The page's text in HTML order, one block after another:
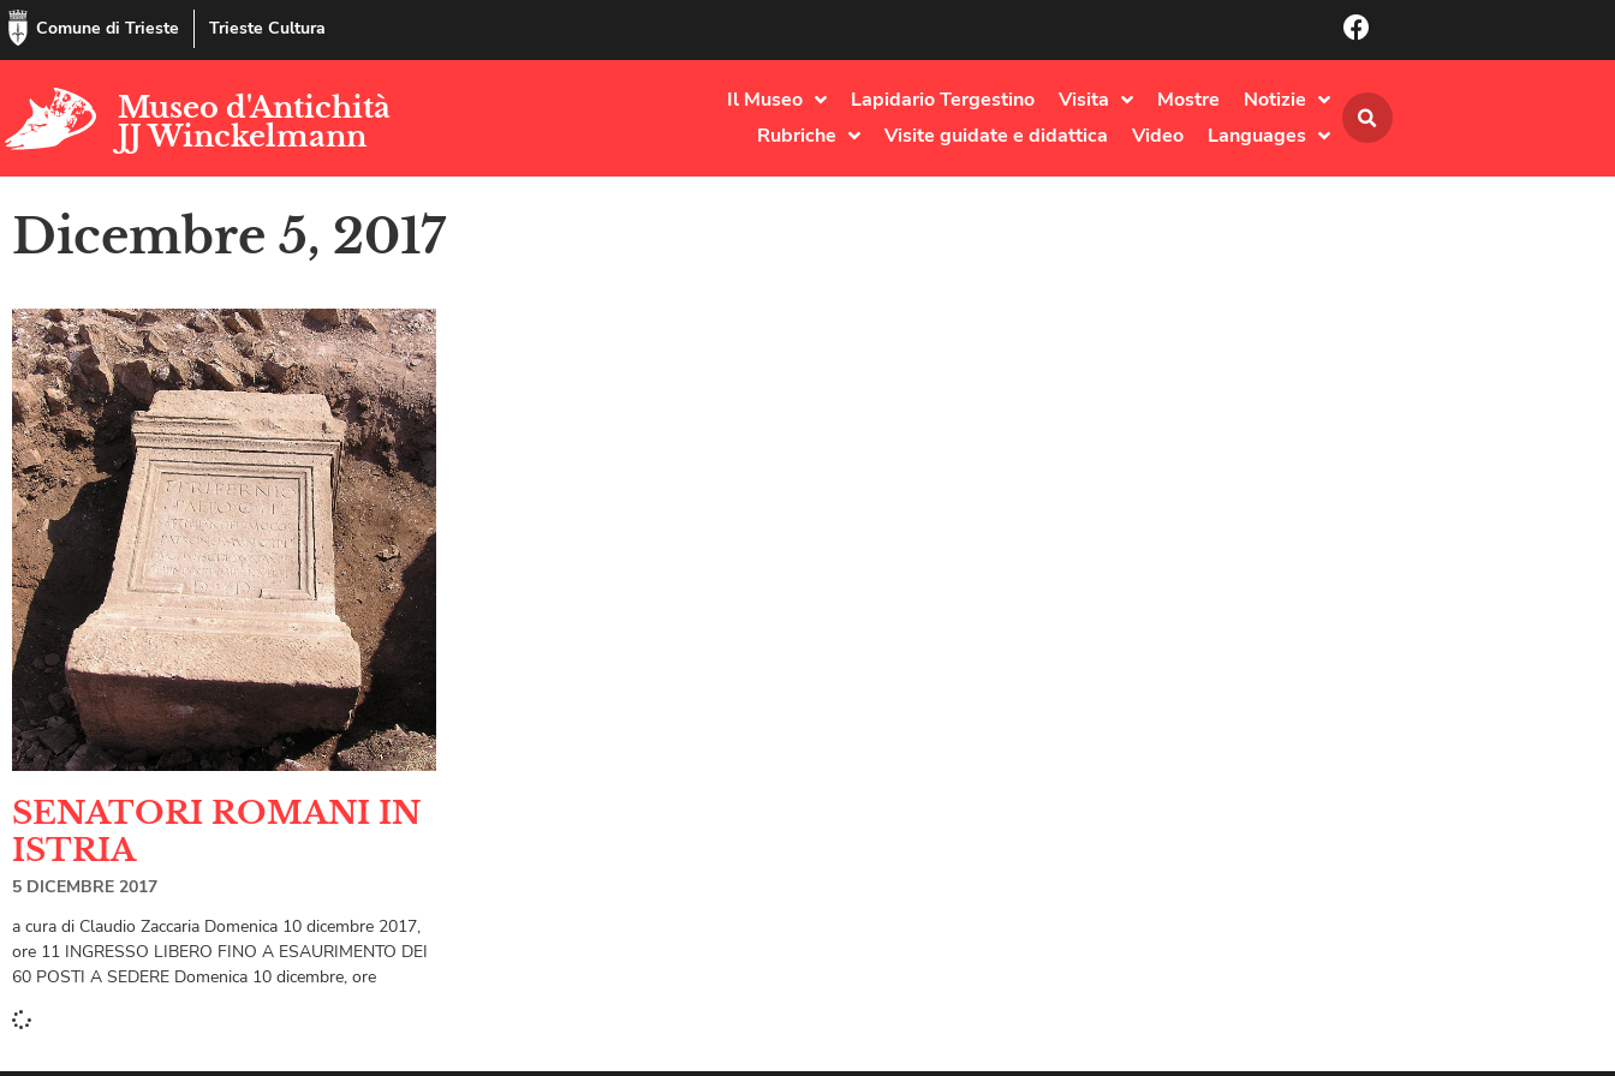
Comune di Trieste Trieste Cultura
Museo d'Antichità
JJ Winckelmann
Il Museo Lapidario Tergestino Visita Mostre
Notizie
Rubriche
Visite guidate e didattica Video Languages
Dicembre 5, 2017
SENATORI ROMANI IN
ISTRIA
5 DICEMBRE 2017
a cura di Claudio Zaccaria Domenica 10 dicembre 2017,
ore 11 INGRESSO LIBERO FINO A ESAURIMENTO DEI
60 POSTI A SEDERE Domenica 10 dicembre, ore